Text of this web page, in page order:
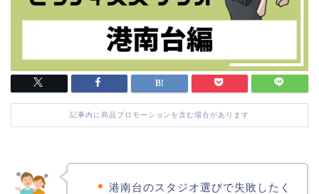
記事内に商品プロモーションを含む場合があります
港南台のスタジオ選びで失敗したく